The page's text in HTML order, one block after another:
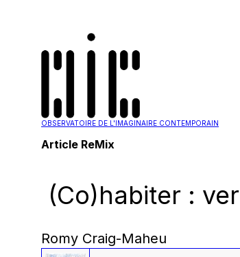
OBSERVATOIRE DE L'IMAGINAIRE CONTEMPORAIN
Article ReMix
(Co)habiter :
Romy Craig-Maheu